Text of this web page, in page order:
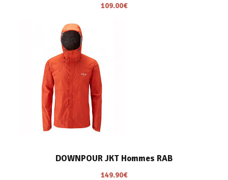
109.00€
DOWNPOUR JKT Hommes RAB
149.90€